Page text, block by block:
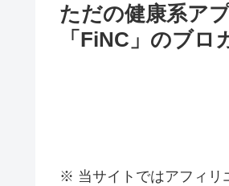
ただの健康系ア
「FiNC」のブ
※ 当サイトではアフィリ